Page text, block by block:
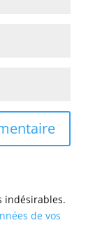
indésirables.
de vos